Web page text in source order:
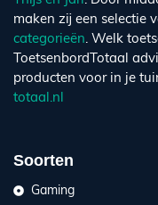
maken zij een selectie
categorieën. Welk
ToetsenbordTotaal
producten voor in je
totaal.nl
Soorten
Gaming